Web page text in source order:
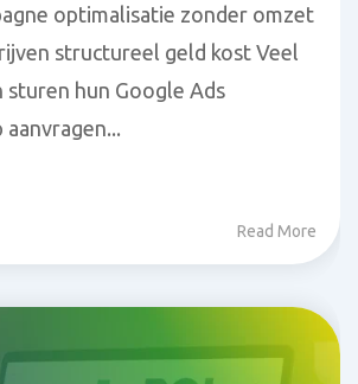
optimalisatie zonder omzet
structureel geld kost Veel
sturen hun Google Ads
aanvragen...
Read More